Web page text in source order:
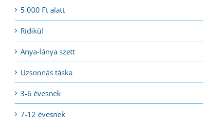
5 000 Ft alatt
Ridikül
Anya-lánya szett
Uzsonnás táska
3-6 évesnek
7-12 évesnek